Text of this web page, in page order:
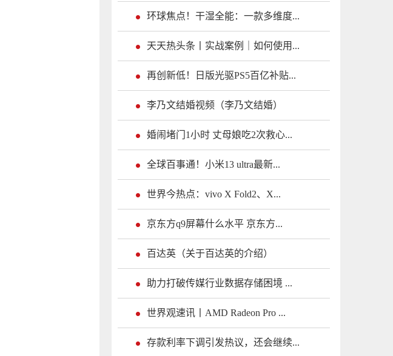
环球焦点！干湿全能：一款多维度...
天天热头条丨实战案例｜如何使用...
再创新低！日版光驱PS5百亿补贴...
李乃文结婚视频（李乃文结婚）
婚闹堵门1小时 丈母娘吃2次救心...
全球百事通！小米13 ultra最新...
世界今热点：vivo X Fold2、X...
京东方q9屏幕什么水平 京东方...
百达英（关于百达英的介绍）
助力打破传媒行业数据存储困境 ...
世界观速讯丨AMD Radeon Pro ...
存款利率下调引发热议，还会继续...